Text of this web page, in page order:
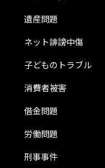
遺産問題
ネット誹謗中傷
子どものトラブル
消費者被害
借金問題
労働問題
刑事事件